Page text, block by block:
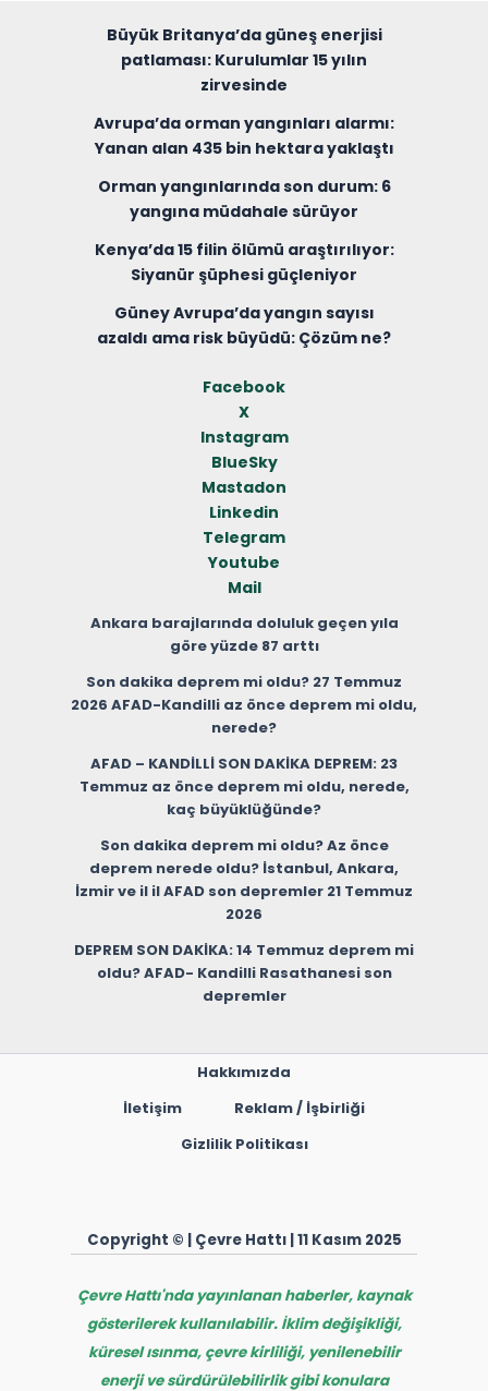
Büyük Britanya’da güneş enerjisi
patlaması: Kurulumlar 15 yılın
zirvesinde
Avrupa’da orman yangınları alarmı:
Yanan alan 435 bin hektara yaklaştı
Orman yangınlarında son durum: 6
yangına müdahale sürüyor
Kenya’da 15 filin ölümü araştırılıyor:
Siyanür şüphesi güçleniyor
Güney Avrupa’da yangın sayısı
azaldı ama risk büyüdü: Çözüm ne?
Facebook
X
Instagram
BlueSky
Mastadon
Linkedin
Telegram
Youtube
Mail
Ankara barajlarında doluluk geçen yıla
göre yüzde 87 arttı
Son dakika deprem mi oldu? 27 Temmuz
2026 AFAD-Kandilli az önce deprem mi oldu,
nerede?
AFAD – KANDİLLİ SON DAKİKA DEPREM: 23
Temmuz az önce deprem mi oldu, nerede,
kaç büyüklüğünde?
Son dakika deprem mi oldu? Az önce
deprem nerede oldu? İstanbul, Ankara,
İzmir ve il il AFAD son depremler 21 Temmuz
2026
DEPREM SON DAKİKA: 14 Temmuz deprem mi
oldu? AFAD- Kandilli Rasathanesi son
depremler
Hakkımızda
İletişim
Reklam / İşbirliği
Gizlilik Politikası
Copyright © | Çevre Hattı | 11 Kasım 2025
Çevre Hattı'nda yayınlanan haberler, kaynak
gösterilerek kullanılabilir. İklim değişikliği,
küresel ısınma, çevre kirliliği, yenilenebilir
enerji ve sürdürülebilirlik gibi konulara